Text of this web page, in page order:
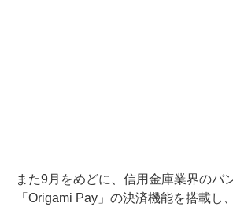
また9月をめどに、信用金庫業界のバ
「Origami Pay」の決済機能を搭載し